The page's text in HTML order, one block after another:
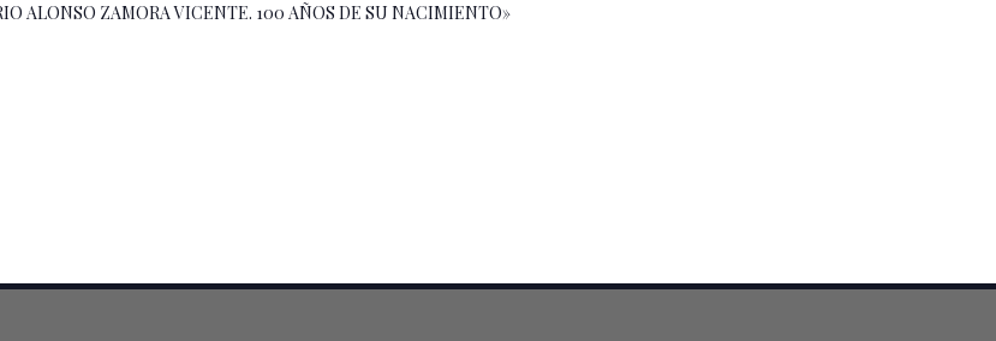
ALONSO ZAMORA VICENTE. 100 AÑOS DE SU NACIMIENTO»